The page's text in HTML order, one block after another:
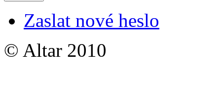
Zaslat nové heslo
© Altar 2010